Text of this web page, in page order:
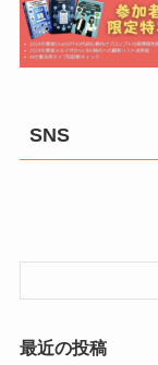
SNS
最近の投稿